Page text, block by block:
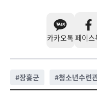
카카오톡 페이스
#장흥군 #청소년수련